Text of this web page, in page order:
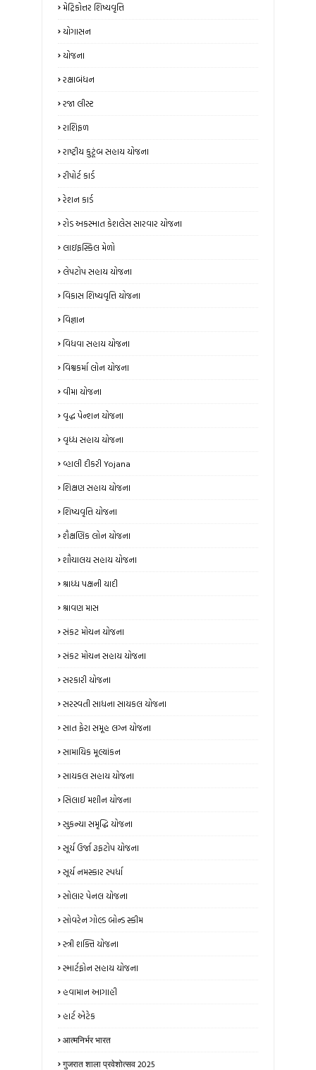
મેટ્રિકોત્તર શિષ્યવૃત્તિ
યોગાસન
યોજના
રક્ષાબંધન
રજા લીસ્ટ
રાશિફળ
રાષ્ટ્રીય કુટૂંબ સહાય યોજના
રીપોર્ટ કાર્ડ
રેશન કાર્ડ
રોડ અકસ્માત કેશલેસ સારવાર યોજના
લાઇફસ્કિલ મેળો
લેપટોપ સહાય યોજના
વિકાસ શિષ્યવૃત્તિ યોજના
વિજ્ઞાન
વિધવા સહાય યોજના
વિશ્વકર્મા લોન યોજના
વીમા યોજના
વૃદ્ધ પેન્શન યોજના
વૃધ્ધ સહાય યોજના
વ્હાલી દીકરી Yojana
શિક્ષણ સહાય યોજના
શિષ્યવૃત્તિ યોજના
શૈક્ષણિક લોન યોજના
શૌચાલય સહાય યોજના
શ્રાધ્ધ પક્ષની યાદી
શ્રાવણ માસ
સંકટ મોચન યોજના
સંકટ મોચન સહાય યોજના
સરકારી યોજના
સરસ્વતી સાધના સાયકલ યોજના
સાત ફેરા સમૂહ લગ્ન યોજના
સામાયિક મૂલ્યાંકન
સાયકલ સહાય યોજના
સિલાઈ મશીન યોજના
સુકન્યા સમૃદ્ધિ યોજના
સૂર્ય ઉર્જા રૂફટોપ યોજના
સૂર્ય નમસ્કાર સ્પર્ધા
સોલાર પેનલ યોજના
સોવરેન ગોલ્ડ બોન્ડ સ્કીમ
સ્ત્રી શક્તિ યોજના
સ્માર્ટફોન સહાય યોજના
હવામાન આગાહી
હાર્ટ એટેક
आत्मनिर्भर भारत
गुजरात शाला प्रवेशोत्सव 2025